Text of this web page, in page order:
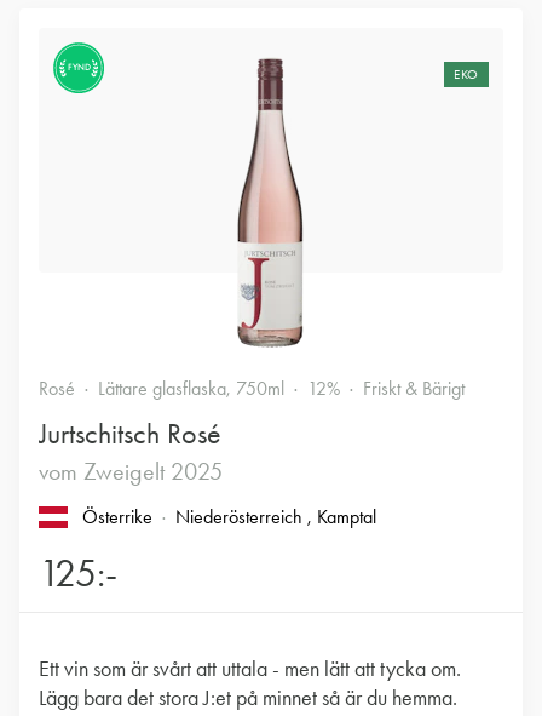
FYND EKO
Rosé Lättare glasflaska, 750ml 12% Friskt & Bärigt
Jurtschitsch Rosé
vom Zweigelt 2025
Österrike Niederösterreich , Kamptal
125:-
Ett vin som är svårt att uttala - men lätt att tycka om.
Lägg bara det stora J:et på minnet så är du hemma.